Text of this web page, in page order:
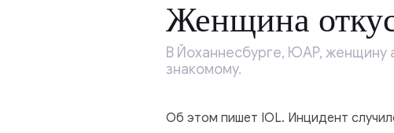
Женщина
В Йоханнесбурге, ЮАР, женщину
знакомому.
Об этом пишет IOL. Инцидент